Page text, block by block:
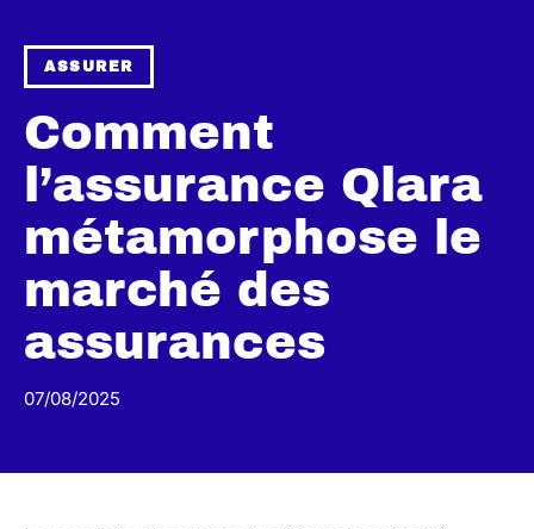
ASSURER
Comment
l’assurance Qlara
métamorphose le
marché des
assurances
07/08/2025